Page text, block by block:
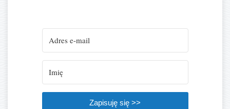
Zapisuję się >>